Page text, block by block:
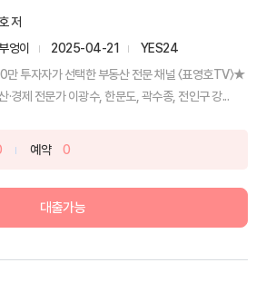
저
엉이
2025-04-21
YES24
투자자가 선택한 부동산 전문 채널 〈표영호TV〉★
·경제 전문가 이광수, 한문도, 곽수종, 전인구 강...
예약 0
대출가능